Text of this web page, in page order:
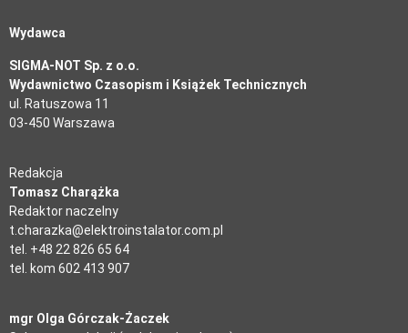
Wydawca
SIGMA-NOT Sp. z o.o.
Wydawnictwo Czasopism i Książek Technicznych
ul. Ratuszowa 11
03-450 Warszawa
Redakcja
Tomasz Charążka
Redaktor naczelny
t.charazka@elektroinstalator.com.pl
tel. +48 22 826 65 64
tel. kom 602 413 907
mgr Olga Górczak-Żaczek